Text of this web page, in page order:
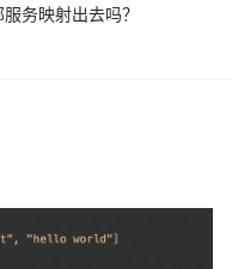
务映射出去吗？